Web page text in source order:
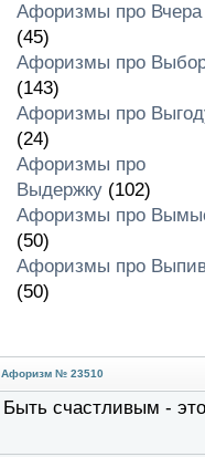
Афоризмы про Вчера
(45)
Афоризмы про
(143)
Афоризмы про
(24)
Афоризмы про
Выдержку(102)
Афоризмы про
(50)
Афоризмы про
(50)
Афоризм № 23510
Быть счастливым -